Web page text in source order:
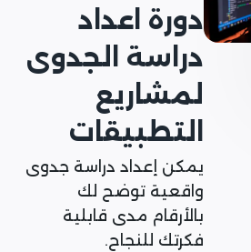
دورة اعداد
دراسة الجدوى
لمشاريع
التطبيقات
يمكن إعداد دراسة جدوى
واقعية توضح لك
بالأرقام مدى قابلية
فكرتك للنجاح.